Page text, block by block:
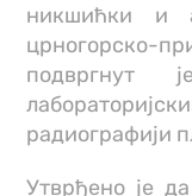
никшићки и
подвргнут
радиографији
Утврђено је